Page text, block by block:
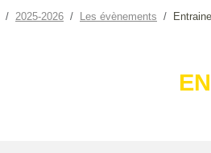
2025-2026 Les évènements